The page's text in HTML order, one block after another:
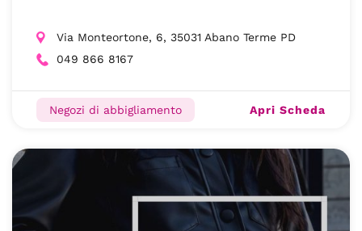
Via Monteortone, 6, 35031 Abano Terme PD
049 866 8167
Negozi di abbigliamento Apri Scheda